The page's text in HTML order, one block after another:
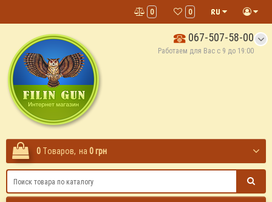
0
0
067-507-58-00
Работаем для Вас с 9 до 19:00
0 Tоваров, на 0 грн